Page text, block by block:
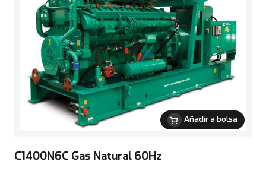
Añadir a bolsa
C1400N6C Gas Natural 60Hz